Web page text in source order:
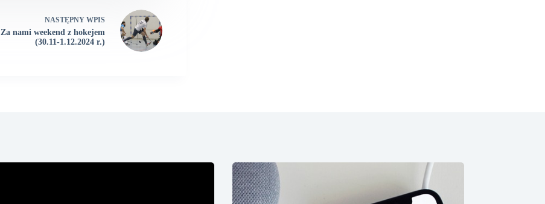
NASTĘPNY WPIS
Za nami weekend z hokejem
(30.11-1.12.2024 r.)